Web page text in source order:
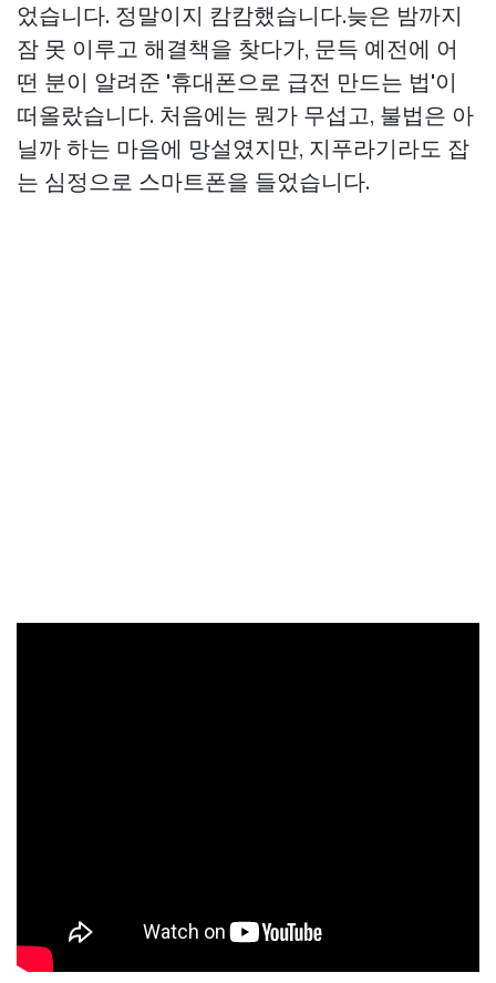
었습니다. 정말이지 캄캄했습니다.늦은 밤까지
잠 못 이루고 해결책을 찾다가, 문득 예전에 어
떤 분이 알려준 '휴대폰으로 급전 만드는 법'이
떠올랐습니다. 처음에는 뭔가 무섭고, 불법은 아
닐까 하는 마음에 망설였지만, 지푸라기라도 잡
는 심정으로 스마트폰을 들었습니다.